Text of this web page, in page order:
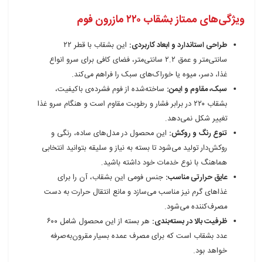
ویژگی‌های ممتاز بشقاب ۲۲۰ مازرون فوم
طراحی استاندارد و ابعاد کاربردی:
این بشقاب با قطر ۲۲
سانتی‌متر و عمق ۲.۲ سانتی‌متر، فضای کافی برای سرو انواع
غذا، دسر، میوه یا خوراک‌های سبک را فراهم می‌کند.
سبک، مقاوم و ایمن: ساخته‌شده از فوم فشرده‌ی باکیفیت،
بشقاب ۲۲۰ در برابر فشار و رطوبت مقاوم است و هنگام سرو غذا
تغییر شکل نمی‌دهد.
تنوع رنگ و روکش: این محصول در مدل‌های ساده، رنگی و
روکش‌دار تولید می‌شود تا بسته به نیاز و سلیقه بتوانید انتخابی
هماهنگ با نوع خدمات خود داشته باشید.
عایق حرارتی مناسب: جنس فومی این بشقاب، آن را برای
غذاهای گرم نیز مناسب می‌سازد و مانع انتقال حرارت به دست
مصرف‌کننده می‌شود.
ظرفیت بالا در بسته‌بندی:
هر بسته از این محصول شامل ۶۰۰
عدد بشقاب است که برای مصرف عمده بسیار مقرون‌به‌صرفه
خواهد بود.